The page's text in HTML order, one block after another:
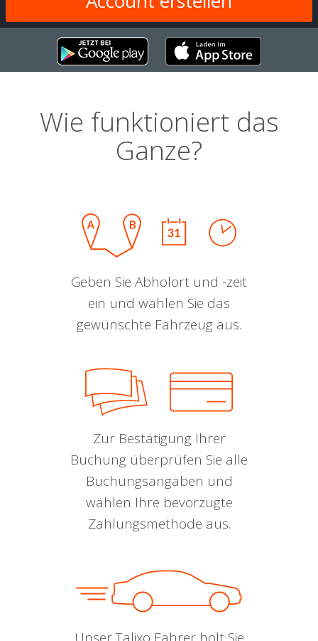
Wie funktioniert das
Ganze?
Geben Sie Abholort und -zeit
ein und wählen Sie das
gewünschte Fahrzeug aus.
Zur Bestätigung Ihrer
Buchung überprüfen Sie alle
Buchungsangaben und
wählen Ihre bevorzugte
Zahlungsmethode aus.
Unser Talixo Fahrer holt Sie